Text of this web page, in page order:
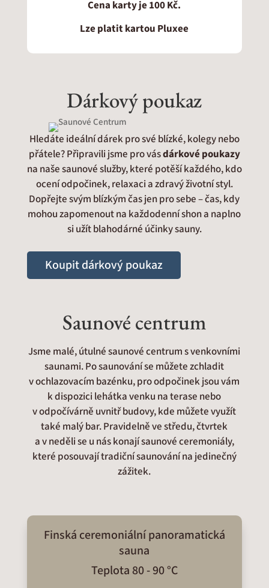
Cena karty je 100 Kč.
Lze platit kartou Pluxee
Dárkový poukaz
Hledáte ideální dárek pro své blízké, kolegy nebo
přátele? Připravili jsme pro vásdárkové poukazy
na naše saunové služby, které potěší každého, kdo
ocení odpočinek, relaxaci a zdravý životní styl.
Dopřejte svým blízkým čas jen pro sebe – čas, kdy
mohou zapomenout na každodenní shon a naplno
si užít blahodárné účinky sauny.
Koupit dárkový poukaz
Saunové centrum
Jsme malé, útulné saunové centrum s venkovními
saunami. Po saunování se můžete zchladit
v ochlazovacím bazénku, pro odpočinek jsou vám
k dispozici lehátka venku na terase nebo
v odpočívárně uvnitř budovy, kde můžete využít
také malý bar. Pravidelně ve středu, čtvrtek
a v neděli se u nás konají saunové ceremoniály,
které posouvají tradiční saunování na jedinečný
zážitek.
Finská ceremoniální panoramatická
sauna
Teplota 80 - 90 °C